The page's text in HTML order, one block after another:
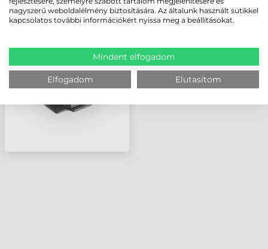
ZEBRA KIEGÉSZÍTŐ,
EXPANSION BACK - ET51,
FORGATHATÓ KÉZPÁNT,
OLVASÓ NÉLKÜL, 10"
nagyszerű weboldalélmény biztosítására. Az általunk használt sütikkel
kapcsolatos további információkért nyissa meg a beállításokat.
Mindent elfogadom
Elfogadom Elutasítom